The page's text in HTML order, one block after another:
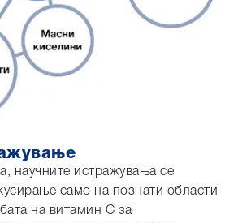
научните истражувања се
само на познати области
на витамин C за